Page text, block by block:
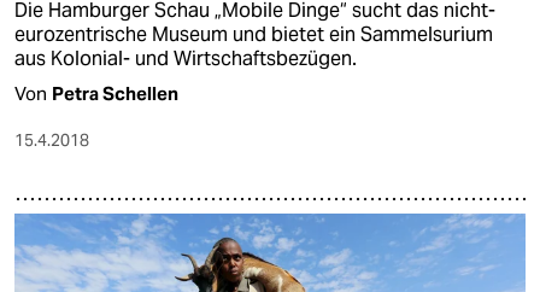
Die Hamburger Schau „Mobile Dinge“ sucht das nicht-
eurozentrische Museum und bietet ein Sammelsurium
aus Kolonial- und Wirtschaftsbezügen.
Von Petra Schellen
15.4.2018